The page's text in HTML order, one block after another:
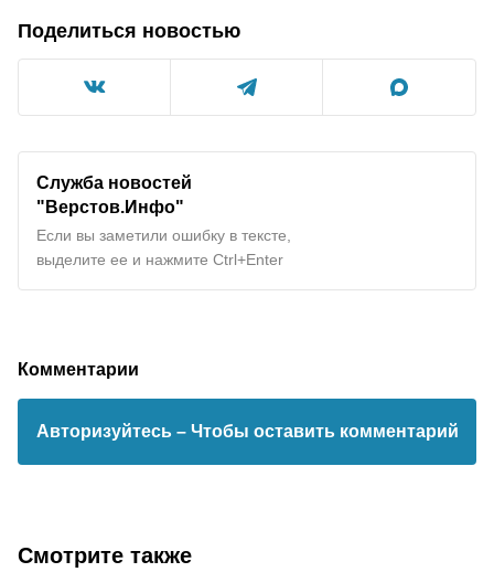
Поделиться новостью
Служба новостей
"Верстов.Инфо"
Если вы заметили ошибку в тексте,
выделите ее и нажмите Ctrl+Enter
Комментарии
Авторизуйтесь – Чтобы оставить комментарий
Смотрите также